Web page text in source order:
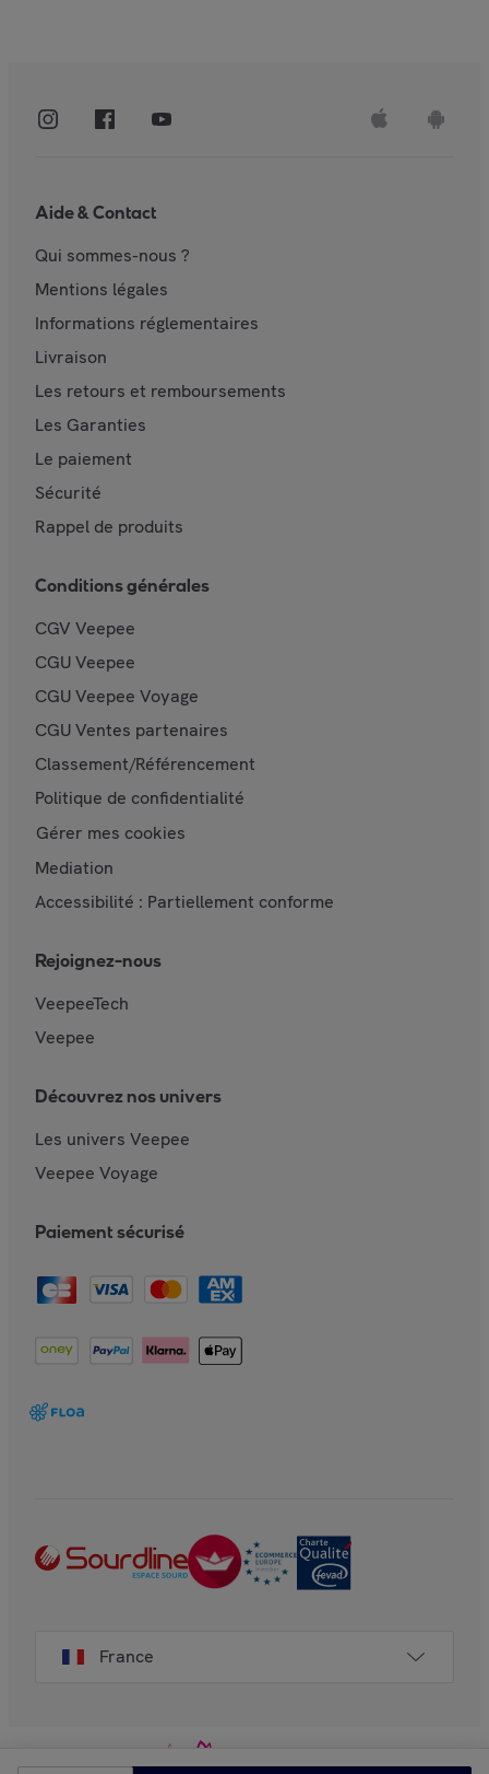
Aide & Contact
Qui sommes-nous ?
Mentions légales
Informations réglementaires
Livraison
Les retours et remboursements
Les Garanties
Le paiement
Sécurité
Rappel de produits
Conditions générales
CGV Veepee
CGU Veepee
CGU Veepee Voyage
CGU Ventes partenaires
Classement/Référencement
Politique de confidentialité
Gérer mes cookies
Mediation
Accessibilité : Partiellement conforme
Rejoignez-nous
VeepeeTech
Veepee
Découvrez nos univers
Les univers Veepee
Veepee Voyage
Paiement sécurisé
France